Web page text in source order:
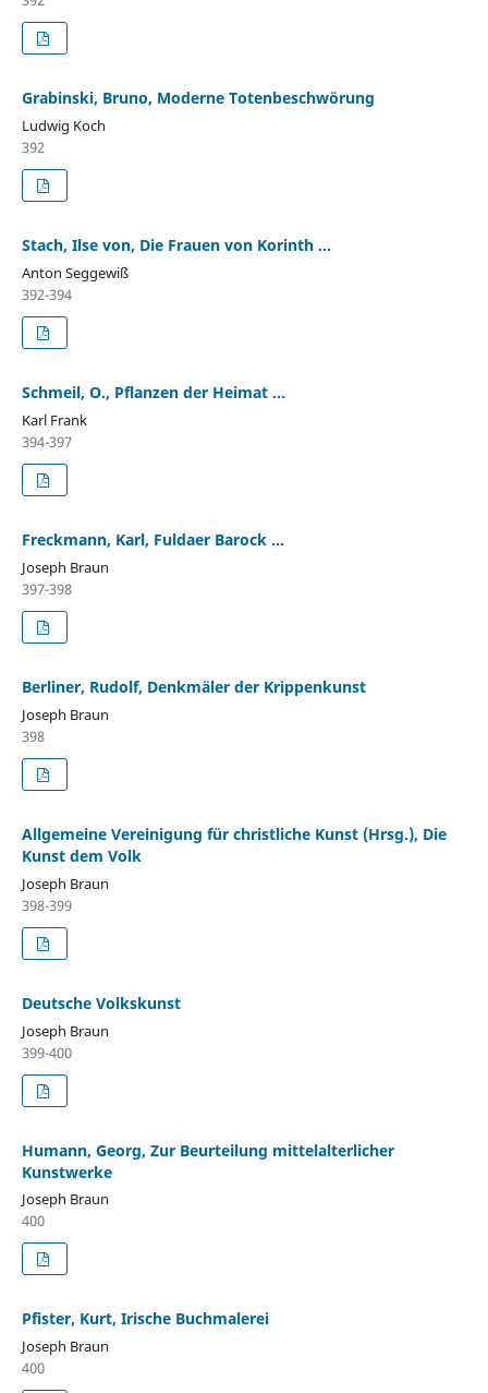
Grabinski, Bruno, Moderne Totenbeschwörung
Ludwig Koch
392
Stach, Ilse von, Die Frauen von Korinth ...
Anton Seggewiß
392-394
Schmeil, O., Pflanzen der Heimat ...
Karl Frank
394-397
Freckmann, Karl, Fuldaer Barock ...
Joseph Braun
397-398
Berliner, Rudolf, Denkmäler der Krippenkunst
Joseph Braun
398
Allgemeine Vereinigung für christliche Kunst (Hrsg.), Die
Kunst dem Volk
Joseph Braun
398-399
Deutsche Volkskunst
Joseph Braun
399-400
Humann, Georg, Zur Beurteilung mittelalterlicher
Kunstwerke
Joseph Braun
400
Pfister, Kurt, Irische Buchmalerei
Joseph Braun
400